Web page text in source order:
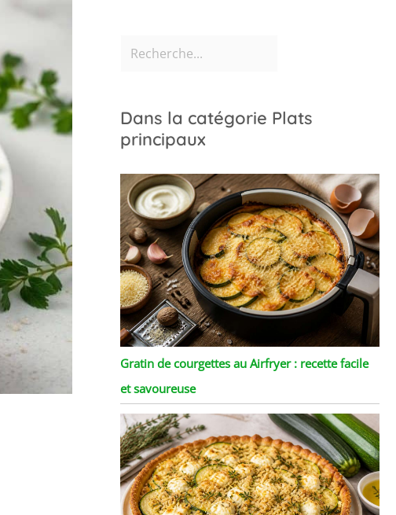
Dans la catégorie Plats
principaux
Gratin de courgettes au Airfryer : recette facile
et savoureuse